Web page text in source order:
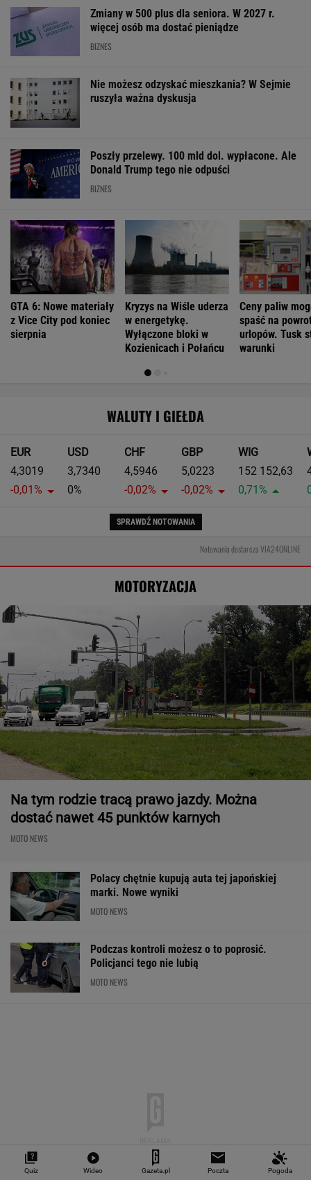
Zmiany w 500 plus dla seniora. W 2027 r.
więcej osób ma dostać pieniądze
BIZNES
Nie możesz odzyskać mieszkania? W Sejmie
ruszyła ważna dyskusja
Poszły przelewy. 100 mld dol. wypłacone. Ale
Donald Trump tego nie odpuści
BIZNES
GTA 6: Nowe materiały
z Vice City pod koniec
sierpnia
Kryzys na Wiśle uderza
w energetykę.
Wyłączone bloki w
Kozienicach i Połańcu
Ceny paliw
spaść na
urlopów. Tusk
warunki
WALUTY I GIEŁDA
EUR
4,3019
-0,01%
USD
3,7340
0%
CHF
4,5946
-0,02%
GBP
5,0223
-0,02%
WIG
152 152,63
0,71%
SPRAWDŹ NOTOWANIA
Notowania dostarcza VIA24ONLINE
MOTORYZACJA
Na tym rodzie tracą prawo jazdy. Można
dostać nawet 45 punktów karnych
MOTO NEWS
Polacy chętnie kupują auta tej japońskiej
marki. Nowe wyniki
MOTO NEWS
Podczas kontroli możesz o to poprosić.
Policjanci tego nie lubią
MOTO NEWS
Quiz Wideo Gazeta.pl Poczta Pogoda